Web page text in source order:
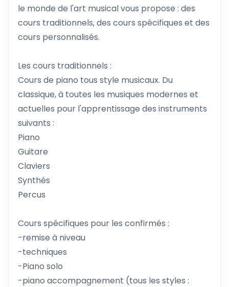
le monde de l'art musical vous propose : des
cours traditionnels, des cours spécifiques et des
cours personnalisés.
Les cours traditionnels :
Cours de piano tous style musicaux. Du
classique, à toutes les musiques modernes et
actuelles pour l'apprentissage des instruments
suivants :
Piano
Guitare
Claviers
Synthés
Percus
Cours spécifiques pour les confirmés :
-remise à niveau
-techniques
-Piano solo
-piano accompagnement (tous les styles :